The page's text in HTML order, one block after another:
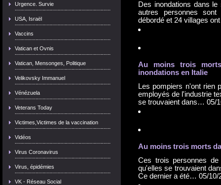
Urgence. Survie
USA, Israël
Vaccins
Vatican et Ovnis
Vatican, Mensonges, Politique
Velikovsky Immanuel
Vénézuela
Veterans Today
Victimes,Victimes de la vaccination
Vidéos
Virus Coronavirus
Virus, épidémies
VK - Réseau Social
Des inondations dans
autres personnes
débordé et 24 villages
Au moins trois
inondations en Italie
Les pompiers n'ont rien
employés de l'industrie
se trouvaient dans… 05/
Au moins trois morts
Ces trois personnes
qu'elles se trouvaient
Ce dernier a été… 05/10/